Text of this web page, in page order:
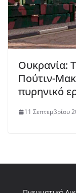
Ουκρανία:
Πούτιν-
πυρηνικό
11 Σεπτεμβρίου